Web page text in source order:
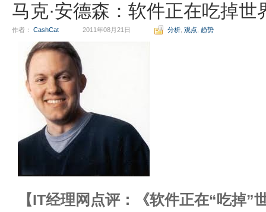
马克·安德森：软件正在吃掉世
作者： CashCat 2011年08月21日 分析 观点 趋势
【IT经理网点评：《软件正在“吃掉”